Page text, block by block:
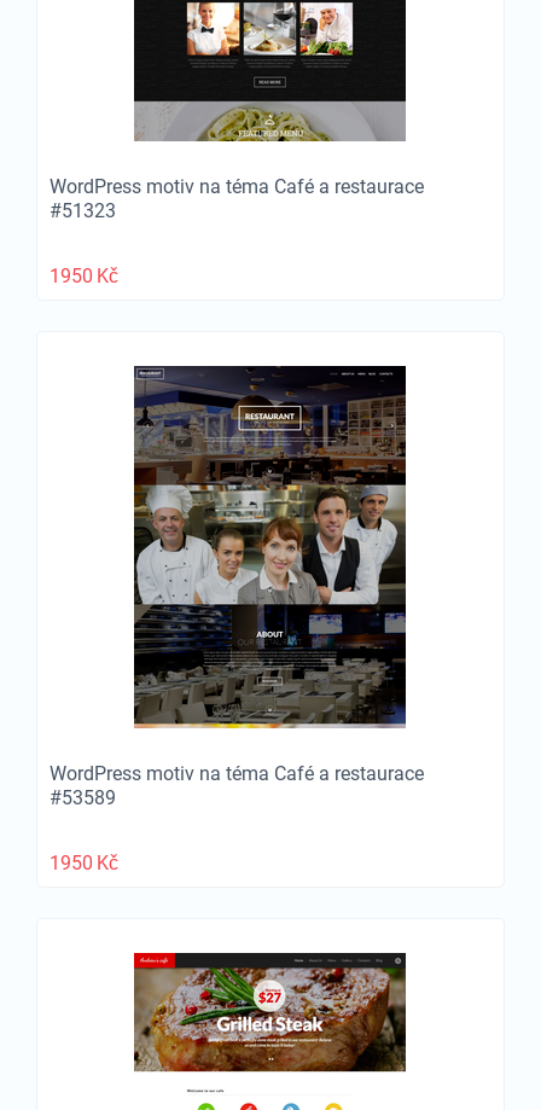
WordPress motiv na téma Café a restaurace
#51323
1950 Kč
WordPress motiv na téma Café a restaurace
#53589
1950 Kč